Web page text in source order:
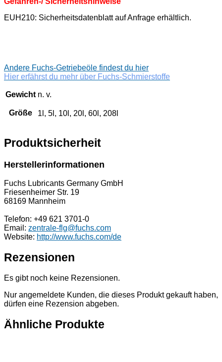
EUH210: Sicherheitsdatenblatt auf Anfrage erhältlich.
Andere Fuchs-Getriebeöle findest du hier
Hier erfährst du mehr über Fuchs-Schmierstoffe
Gewicht n. v.
Größe 1l, 5l, 10l, 20l, 60l, 208l
Produktsicherheit
Herstellerinformationen
Fuchs Lubricants Germany GmbH
Friesenheimer Str. 19
68169 Mannheim
Telefon: +49 621 3701-0
Email: zentrale-flg@fuchs.com
Website: http://www.fuchs.com/de
Rezensionen
Es gibt noch keine Rezensionen.
Nur angemeldete Kunden, die dieses Produkt gekauft haben,
dürfen eine Rezension abgeben.
Ähnliche Produkte